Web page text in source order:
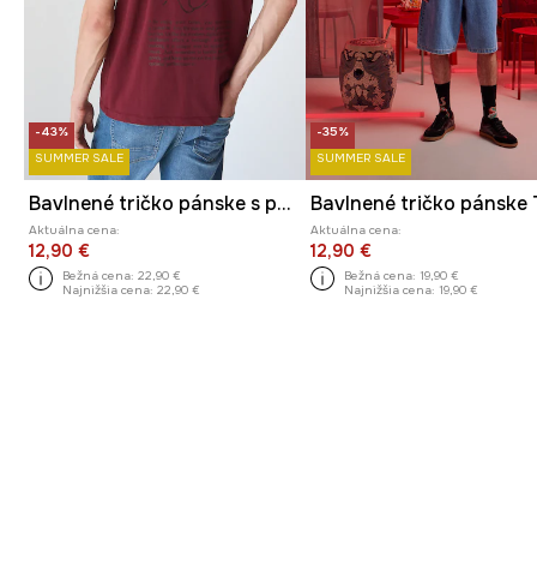
-43%
SUMMER SALE
Bavlnené tričko pánske s potlačou
Aktuálna cena:
12,90 €
Bežná cena: 22,90 €
Najnižšia cena: 22,90 €
-35%
SUMMER SALE
Aktuálna cena:
12,90 €
Bežná cena: 19,90 €
Najnižšia cena: 19,90 €